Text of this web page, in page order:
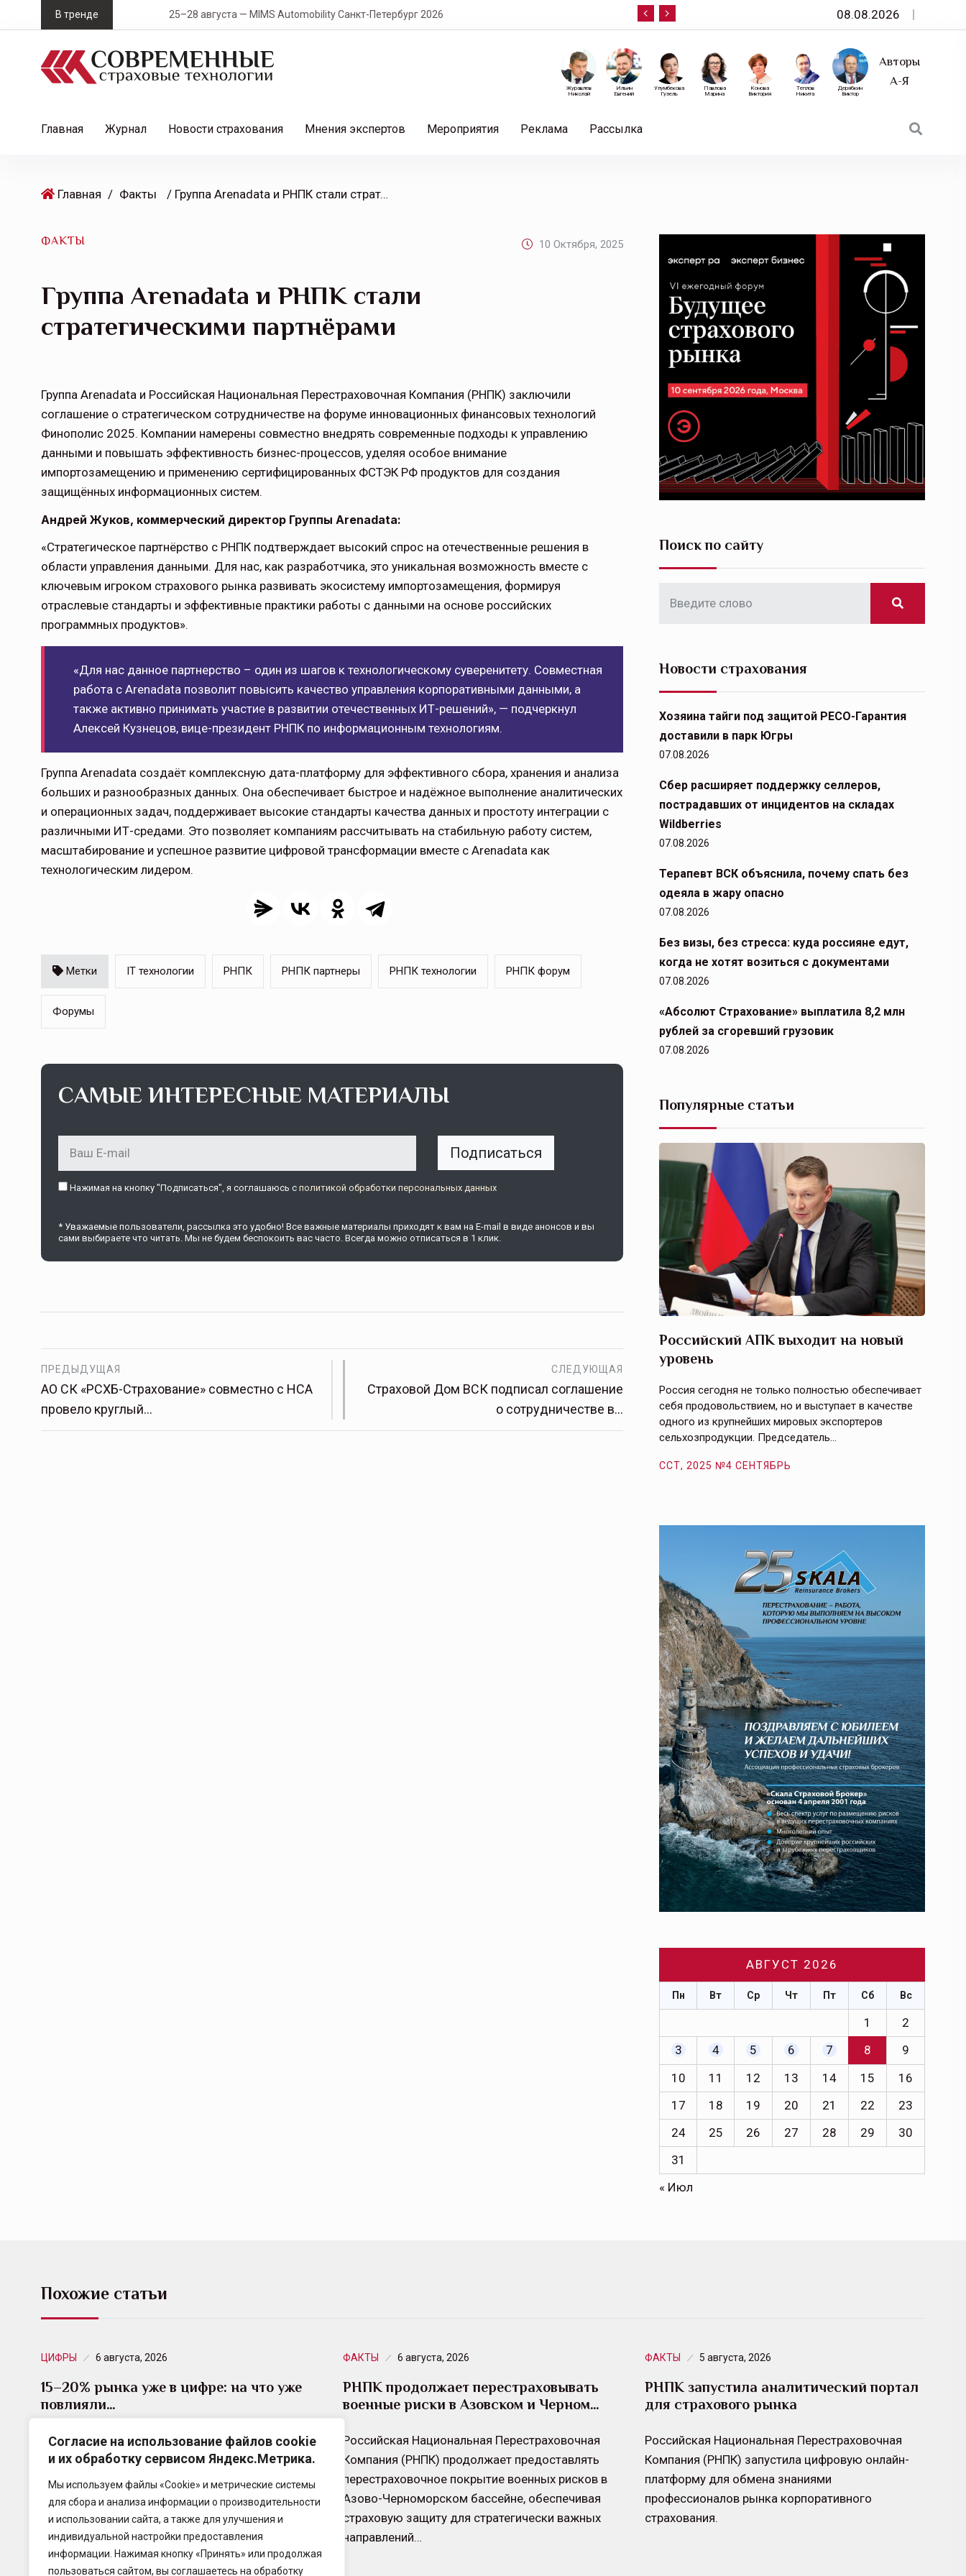
Согласие на использование файлов cookie
и их обработку сервисом Яндекс.Метрика.
Мы используем файлы «Cookie» и метрические системы
для сбора и анализа информации о производительности
и использовании сайта, а также для улучшения и
индивидуальной настройки предоставления
информации. Нажимая кнопку «Принять» или продолжая
пользоваться сайтом, вы соглашаетесь на обработку
k
В тренде 25–28 августа — MIMS Automobility Санкт-Петербург 2026 10 сентября — «Эксперт РА» приглашает на
08.08.2026
Авторы
А-Я
Дерябкин
Виктор
Теплов
Никита
Конова
Виктория
Павлова
Марина
Улумбекова
Гузель
Ильин
Евгений
Журавлев
Николай
Главная Журнал Новости страхования Мнения экспертов Мероприятия Реклама Рассылка
Главная / Факты / Группа Arenadata и РНПК стали стратегическими партнёрами
ФАКТЫ 10 Октября, 2025
Группа Arenadata и РНПК стали
стратегическими партнёрами
Группа Arenadata и Российская Национальная Перестраховочная Компания (РНПК) заключили
соглашение о стратегическом сотрудничестве на форуме инновационных финансовых технологий
Финополис 2025. Компании намерены совместно внедрять современные подходы к управлению
данными и повышать эффективность бизнес-процессов, уделяя особое внимание
импортозамещению и применению сертифицированных ФСТЭК РФ продуктов для создания
защищённых информационных систем.
Андрей Жуков, коммерческий директор Группы Arenadata:
«Стратегическое партнёрство с РНПК подтверждает высокий спрос на отечественные решения в
области управления данными. Для нас, как разработчика, это уникальная возможность вместе с
ключевым игроком страхового рынка развивать экосистему импортозамещения, формируя
отраслевые стандарты и эффективные практики работы с данными на основе российских
программных продуктов».
«Для нас данное партнерство – один из шагов к технологическому суверенитету. Совместная
работа с Arenadata позволит повысить качество управления корпоративными данными, а
также активно принимать участие в развитии отечественных ИТ-решений», — подчеркнул
Алексей Кузнецов, вице-президент РНПК по информационным технологиям.
Группа Arenadata создаёт комплексную дата-платформу для эффективного сбора, хранения и анализа
больших и разнообразных данных. Она обеспечивает быстрое и надёжное выполнение аналитических
и операционных задач, поддерживает высокие стандарты качества данных и простоту интеграции с
различными ИТ-средами. Это позволяет компаниям рассчитывать на стабильную работу систем,
масштабирование и успешное развитие цифровой трансформации вместе с Arenadata как
технологическим лидером.
Метки IT технологии РНПК РНПК партнеры РНПК технологии РНПК форум
Форумы
САМЫЕ ИНТЕРЕСНЫЕ МАТЕРИАЛЫ
Подписаться
Нажимая на кнопку "Подписаться", я соглашаюсь c политикой обработки персональных данных
* Уважаемые пользователи, рассылка это удобно! Все важные материалы приходят к вам на E-mail в виде анонсов и вы
сами выбираете что читать. Мы не будем беспокоить вас часто. Всегда можно отписаться в 1 клик.
ПРЕДЫДУЩАЯ
АО СК «РСХБ-Страхование» совместно с НСА
провело круглый…
СЛЕДУЮЩАЯ
Страховой Дом ВСК подписал соглашение
о сотрудничестве в…
Поиск по сайту
Новости страхования
Хозяина тайги под защитой РЕСО-Гарантия
доставили в парк Югры
07.08.2026
Сбер расширяет поддержку селлеров,
пострадавших от инцидентов на складах
Wildberries
07.08.2026
Терапевт ВСК объяснила, почему спать без
одеяла в жару опасно
07.08.2026
Без визы, без стресса: куда россияне едут,
когда не хотят возиться с документами
07.08.2026
«Абсолют Страхование» выплатила 8,2 млн
рублей за сгоревший грузовик
07.08.2026
Популярные статьи
сельскохозяйственный регион с историческими
традициями выращивания агрокультур, но и зона
рискованного земледелия. Временно исполняющая
обязанности…
Нормативно-правовое регулирование страхового
рынка в России является одним из наиболее
областях требует точечной доработки…
Российский АПК выходит на новый
уровень
Россия сегодня не только полностью обеспечивает
себя продовольствием, но и выступает в качестве
одного из крупнейших мировых экспортеров
сельхозпродукции. Председатель…
ССТ, 2025 №4 СЕНТЯБРЬ
АВГУСТ 2026
Пн Вт Ср Чт Пт Сб Вс
1
2
3
4 5 6 7 8
9
10
11 12 13 14 15
16
17
18 19 20 21 22
23
24
25 26 27 28 29
30
31
« Июл
Похожие статьи
ЦИФРЫ 6 августа, 2026
15–20% рынка уже в цифре: на что уже
повлияли…
По оценке профильных СМИ, сейчас переведено
в цифру уже 15–20% страхового рынка. Этот
показатель растёт, а оцифровка становится всё
более актуальной.
ФАКТЫ 6 августа, 2026
РНПК продолжает перестраховывать
военные риски в Азовском и Черном…
Российская Национальная Перестраховочная
Компания (РНПК) продолжает предоставлять
перестраховочное покрытие военных рисков в
Азово-Черноморском бассейне, обеспечивая
страховую защиту для стратегически важных
направлений…
ФАКТЫ 5 августа, 2026
РНПК запустила аналитический портал
для страхового рынка
Российская Национальная Перестраховочная
Компания (РНПК) запустила цифровую онлайн-
платформу для обмена знаниями
профессионалов рынка корпоративного
страхования.